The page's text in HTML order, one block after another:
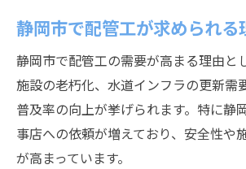
静岡市で配管工が求められる
静岡市で配管工の需要が高まる理由と
施設の老朽化、水道インフラの更新需
普及率の向上が挙げられます。特に静
事店への依頼が増えており、安全性や
が高まっています。